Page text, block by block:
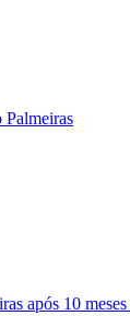
Palmeiras
após 10